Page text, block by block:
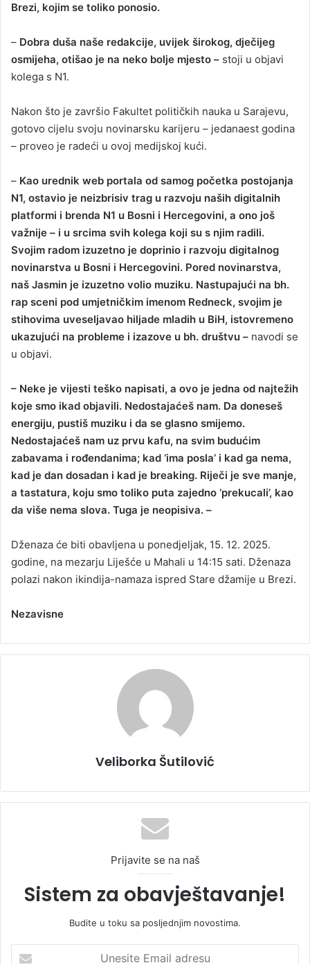
Brezi, kojim se toliko ponosio.
– Dobra duša naše redakcije, uvijek širokog, dječijeg
osmijeha, otišao je na neko bolje mjesto – stoji u objavi
kolega s N1.
Nakon što je završio Fakultet političkih nauka u Sarajevu,
gotovo cijelu svoju novinarsku karijeru – jedanaest godina
– proveo je radeći u ovoj medijskoj kući.
– Kao urednik web portala od samog početka postojanja
N1, ostavio je neizbrisiv trag u razvoju naših digitalnih
platformi i brenda N1 u Bosni i Hercegovini, a ono još
važnije – i u srcima svih kolega koji su s njim radili.
Svojim radom izuzetno je doprinio i razvoju digitalnog
novinarstva u Bosni i Hercegovini. Pored novinarstva,
naš Jasmin je izuzetno volio muziku. Nastupajući na bh.
rap sceni pod umjetničkim imenom Redneck, svojim je
stihovima uveseljavao hiljade mladih u BiH, istovremeno
ukazujući na probleme i izazove u bh. društvu – navodi se
u objavi.
– Neke je vijesti teško napisati, a ovo je jedna od najtežih
koje smo ikad objavili. Nedostajaćeš nam. Da doneseš
energiju, pustiš muziku i da se glasno smijemo.
Nedostajaćeš nam uz prvu kafu, na svim budućim
zabavama i rođendanima; kad ‘ima posla’ i kad ga nema,
kad je dan dosadan i kad je breaking. Riječi je sve manje,
a tastatura, koju smo toliko puta zajedno ‘prekucali’, kao
da više nema slova. Tuga je neopisiva. –
Dženaza će biti obavljena u ponedjeljak, 15. 12. 2025.
godine, na mezarju Liješće u Mahali u 14:15 sati. Dženaza
polazi nakon ikindija-namaza ispred Stare džamije u Brezi.
Nezavisne
Veliborka Šutilović
Prijavite se na naš
Sistem za obavještavanje!
Budite u toku sa posljednjim novostima.